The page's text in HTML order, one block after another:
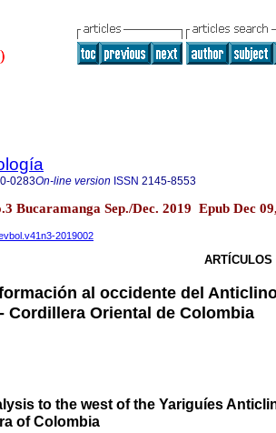
0283On-line version ISSN 2145-8553
Bucaramanga Sep./Dec. 2019 Epub Dec
2019002
ARTÍCULOS
al occidente del
Cordillera Oriental de Colombia
to the west of the Yariguíes
of Colombia